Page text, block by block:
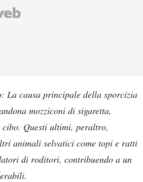
La causa principale della sporcizia
mozziconi di sigaretta,
Questi ultimi, peraltro,
animali selvatici come topi e ratti
di roditori, contribuendo a un